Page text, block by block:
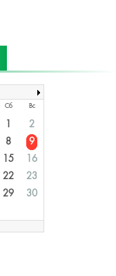
Сб Вс
1
2
8
9
15
16
22
23
29
30